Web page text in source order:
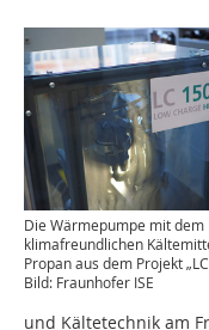
Die Wärmepumpe mit dem
klimafreundlichen
Propan aus dem Projekt
Bild: Fraunhofer ISE
und Kältetechnik am